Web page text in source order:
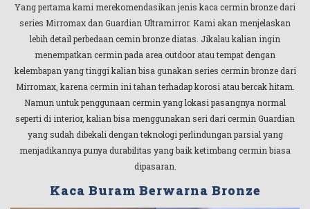
Yang pertama kami merekomendasikan jenis kaca cermin bronze dari
series Mirromax dan Guardian Ultramirror. Kami akan menjelaskan
lebih detail perbedaan cemin bronze diatas. Jikalau kalian ingin
menempatkan cermin pada area outdoor atau tempat dengan
kelembapan yang tinggi kalian bisa gunakan series cermin bronze dari
Mirromax, karena cermin ini tahan terhadap korosi atau bercak hitam.
Namun untuk penggunaan cermin yang lokasi pasangnya normal
seperti di interior, kalian bisa menggunakan seri dari cermin Guardian
yang sudah dibekali dengan teknologi perlindungan parsial yang
menjadikannya punya durabilitas yang baik ketimbang cermin biasa
dipasaran.
Kaca Buram Berwarna Bronze